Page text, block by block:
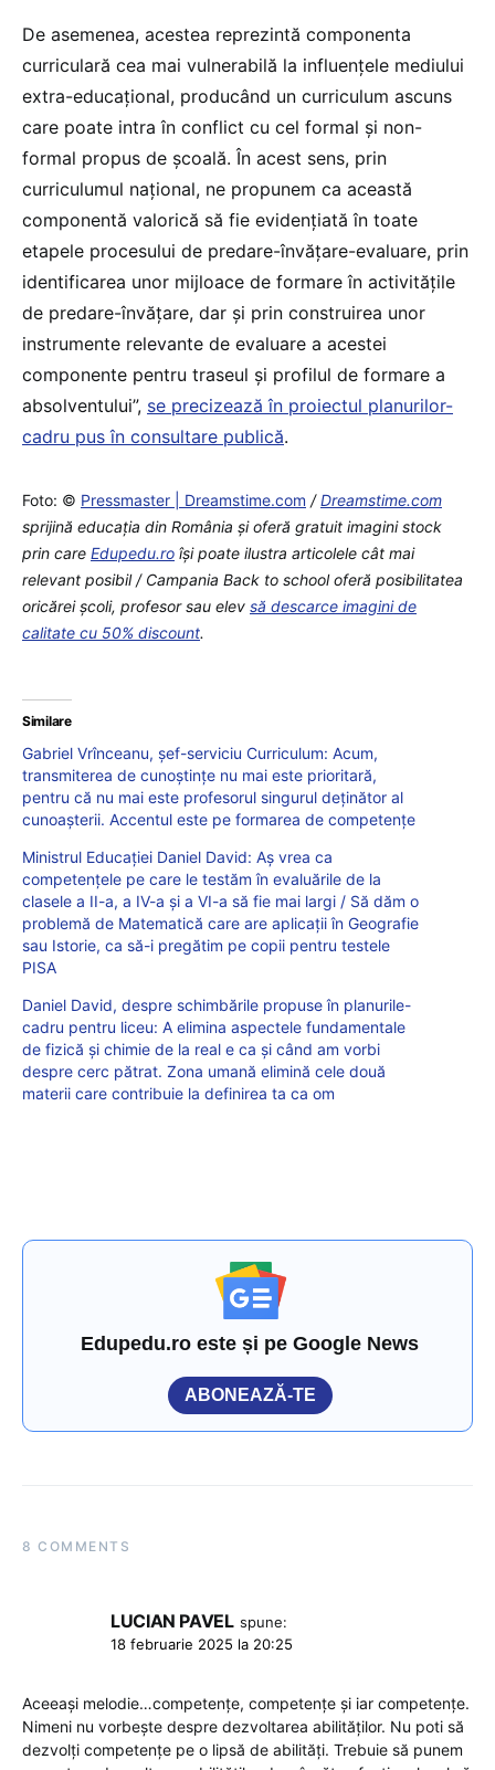
De asemenea, acestea reprezintă componenta
curriculară cea mai vulnerabilă la influențele mediului
extra-educațional, producând un curriculum ascuns
care poate intra în conflict cu cel formal și non-
formal propus de școală. În acest sens, prin
curriculumul național, ne propunem ca această
componentă valorică să fie evidențiată în toate
etapele procesului de predare-învățare-evaluare, prin
identificarea unor mijloace de formare în activitățile
de predare-învățare, dar și prin construirea unor
instrumente relevante de evaluare a acestei
componente pentru traseul și profilul de formare a
absolventului”, se precizează în proiectul planurilor-
cadru pus în consultare publică.
Foto: © Pressmaster | Dreamstime.com /Dreamstime.com
sprijină educaţia din România şi oferă gratuit imagini stock
prin care Edupedu.ro îşi poate ilustra articolele cât mai
relevant posibil / Campania Back to school oferă posibilitatea
oricărei școli, profesor sau elev să descarce imagini de
calitate cu 50% discount.
Similare
Gabriel Vrînceanu, șef-serviciu Curriculum: Acum,
transmiterea de cunoștințe nu mai este prioritară,
pentru că nu mai este profesorul singurul deținător al
cunoașterii. Accentul este pe formarea de competențe
Ministrul Educației Daniel David: Aș vrea ca
competențele pe care le testăm în evaluările de la
clasele a II-a, a IV-a și a VI-a să fie mai largi / Să dăm o
problemă de Matematică care are aplicații în Geografie
sau Istorie, ca să-i pregătim pe copii pentru testele
PISA
Daniel David, despre schimbările propuse în planurile-
cadru pentru liceu: A elimina aspectele fundamentale
de fizică și chimie de la real e ca și când am vorbi
despre cerc pătrat. Zona umană elimină cele două
materii care contribuie la definirea ta ca om
Edupedu.ro este și pe Google News
ABONEAZĂ-TE
8 COMMENTS
LUCIAN PAVEL spune:
18 februarie 2025 la 20:25
Aceeași melodie…competențe, competențe și iar competențe.
Nimeni nu vorbește despre dezvoltarea abilităților. Nu poti să
dezvolți competențe pe o lipsă de abilități. Trebuie să punem